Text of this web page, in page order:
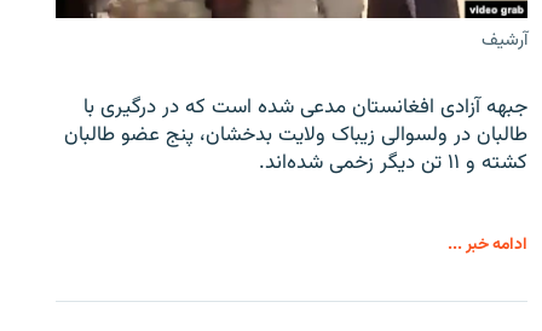
آرشیف
جبهه آزادی افغانستان مدعی شده است که در درگیری با
طالبان در ولسوالی زیباک ولایت بدخشان، پنج عضو طالبان
کشته و ۱۱ تن دیگر زخمی شده‌اند.
ادامه خبر ...